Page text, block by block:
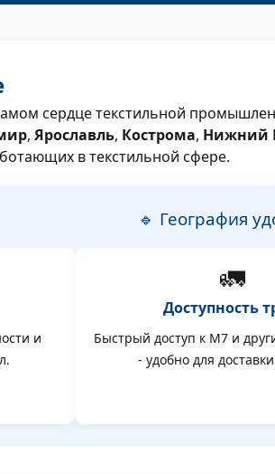
сердце текстильной
, Ярославль, Кострома, Нижний
в текстильной сфере.
🔹 География
и
🚛
Доступность
Быстрый доступ к М7 и
- удобно для